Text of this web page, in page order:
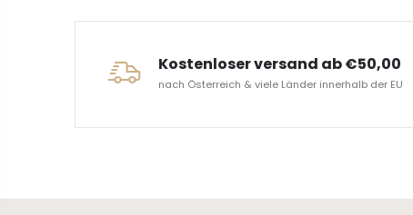
Kostenloser versand ab €50,00
nach Österreich & viele Länder innerhalb der EU